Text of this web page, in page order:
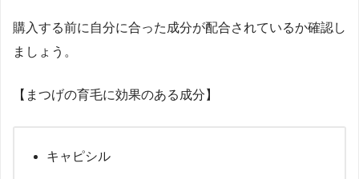
購入する前に自分に合った成分が配合されているか確認し
ましょう。
【まつげの育毛に効果のある成分】
キャピシル